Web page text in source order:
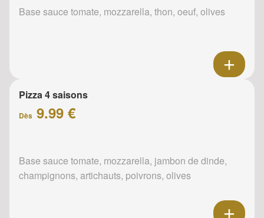
Base sauce tomate, mozzarella, thon, oeuf, olives
Pizza 4 saisons
Dès 9.99 €
Base sauce tomate, mozzarella, jambon de dinde,
champignons, artichauts, poivrons, olives